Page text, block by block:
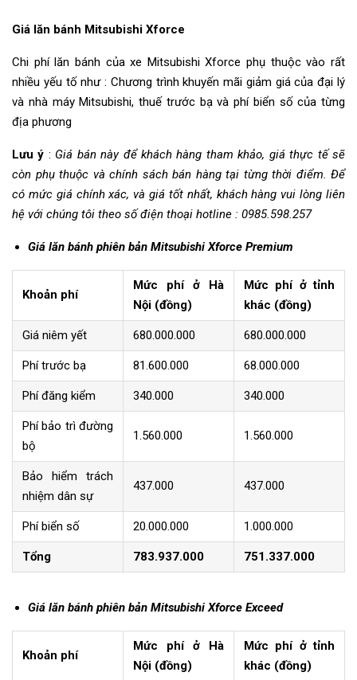
Giá lăn bánh Mitsubishi Xforce
Chi phí lăn bánh của xe Mitsubishi Xforce phụ thuộc vào rất
nhiều yếu tố như : Chương trình khuyến mãi giảm giá của đại lý
và nhà máy Mitsubishi, thuế trước bạ và phí biển số của từng
địa phương
Lưu ý : Giá bán này để khách hàng tham khảo, giá thực tế sẽ
còn phụ thuộc và chính sách bán hàng tại từng thời điểm. Để
có mức giá chính xác, và giá tốt nhất, khách hàng vui lòng liên
hệ với chúng tôi theo số điện thoại hotline : 0985.598.257
Giá lăn bánh phiên bản Mitsubishi Xforce Premium
Khoản phí
Mức phí ở Hà
Nội (đồng)
Mức phí ở tỉnh
khác (đồng)
Giá niêm yết 680.000.000 680.000.000
Phí trước bạ 81.600.000 68.000.000
Phí đăng kiểm 340.000 340.000
Phí bảo trì đường
bộ
1.560.000 1.560.000
Bảo hiểm trách
nhiệm dân sự
437.000 437.000
Phí biển số 20.000.000 1.000.000
Tổng 783.937.000 751.337.000
Giá lăn bánh phiên bản Mitsubishi Xforce Exceed
Khoản phí
Mức phí ở Hà
Nội (đồng)
Mức phí ở tỉnh
khác (đồng)